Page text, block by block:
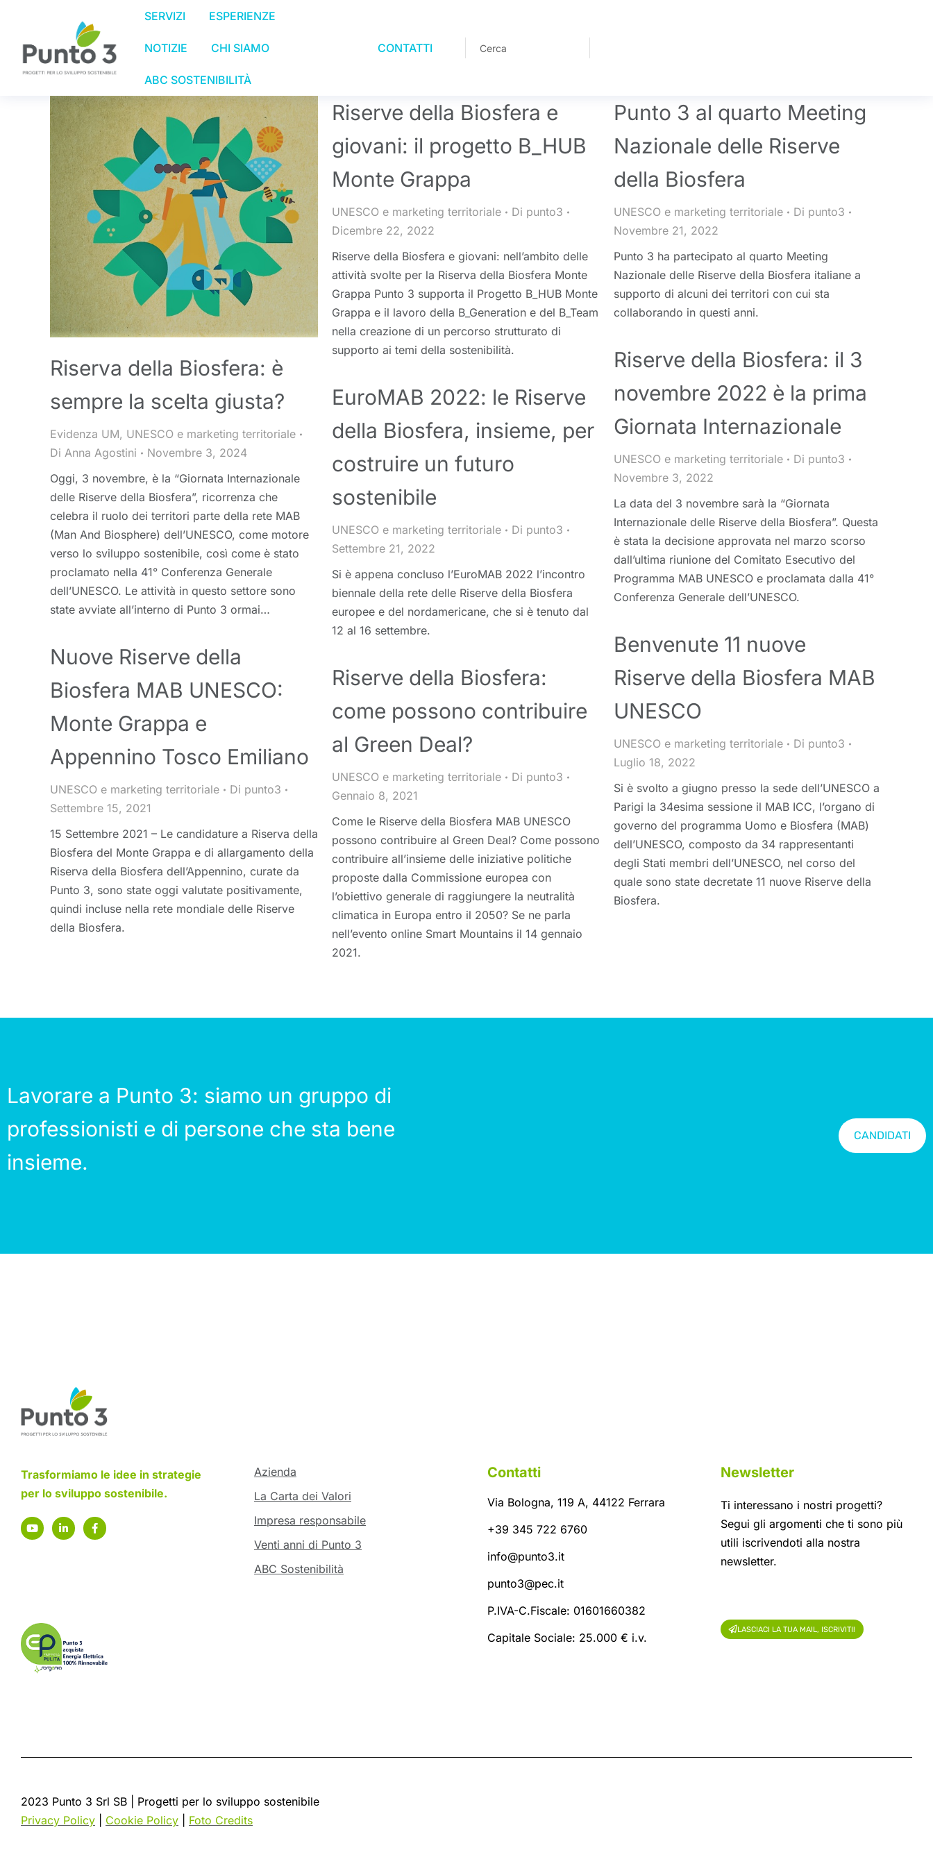
SERVIZI ESPERIENZE
NOTIZIE CHI SIAMO
ABC SOSTENIBILITÀ
CONTATTI
Riserva della Biosfera: è
sempre la scelta giusta?
Evidenza UM, UNESCO e marketing territoriale
Di Anna Agostini
Novembre 3, 2024
Oggi, 3 novembre, è la “Giornata Internazionale
delle Riserve della Biosfera”, ricorrenza che
celebra il ruolo dei territori parte della rete MAB
(Man And Biosphere) dell’UNESCO, come motore
verso lo sviluppo sostenibile, così come è stato
proclamato nella 41° Conferenza Generale
dell’UNESCO. Le attività in questo settore sono
state avviate all’interno di Punto 3 ormai…
Riserve della Biosfera e
giovani: il progetto B_HUB
Monte Grappa
UNESCO e marketing territoriale Di punto3
Dicembre 22, 2022
Riserve della Biosfera e giovani: nell’ambito delle
attività svolte per la Riserva della Biosfera Monte
Grappa Punto 3 supporta il Progetto B_HUB Monte
Grappa e il lavoro della B_Generation e del B_Team
nella creazione di un percorso strutturato di
supporto ai temi della sostenibilità.
Punto 3 al quarto Meeting
Nazionale delle Riserve
della Biosfera
UNESCO e marketing territoriale Di punto3
Novembre 21, 2022
Punto 3 ha partecipato al quarto Meeting
Nazionale delle Riserve della Biosfera italiane a
supporto di alcuni dei territori con cui sta
collaborando in questi anni.
Riserve della Biosfera: il 3
novembre 2022 è la prima
Giornata Internazionale
UNESCO e marketing territoriale Di punto3
Novembre 3, 2022
La data del 3 novembre sarà la “Giornata
Internazionale delle Riserve della Biosfera”. Questa
è stata la decisione approvata nel marzo scorso
dall’ultima riunione del Comitato Esecutivo del
Programma MAB UNESCO e proclamata dalla 41°
Conferenza Generale dell’UNESCO.
EuroMAB 2022: le Riserve
della Biosfera, insieme, per
costruire un futuro
sostenibile
UNESCO e marketing territoriale Di punto3
Settembre 21, 2022
Si è appena concluso l’EuroMAB 2022 l’incontro
biennale della rete delle Riserve della Biosfera
europee e del nordamericane, che si è tenuto dal
12 al 16 settembre.
Benvenute 11 nuove
Riserve della Biosfera MAB
UNESCO
UNESCO e marketing territoriale Di punto3
Luglio 18, 2022
Si è svolto a giugno presso la sede dell’UNESCO a
Parigi la 34esima sessione il MAB ICC, l’organo di
governo del programma Uomo e Biosfera (MAB)
dell’UNESCO, composto da 34 rappresentanti
degli Stati membri dell’UNESCO, nel corso del
quale sono state decretate 11 nuove Riserve della
Biosfera.
Nuove Riserve della
Biosfera MAB UNESCO:
Monte Grappa e
Appennino Tosco Emiliano
UNESCO e marketing territoriale Di punto3
Settembre 15, 2021
15 Settembre 2021 – Le candidature a Riserva della
Biosfera del Monte Grappa e di allargamento della
Riserva della Biosfera dell’Appennino, curate da
Punto 3, sono state oggi valutate positivamente,
quindi incluse nella rete mondiale delle Riserve
della Biosfera.
Riserve della Biosfera:
come possono contribuire
al Green Deal?
UNESCO e marketing territoriale Di punto3
Gennaio 8, 2021
Come le Riserve della Biosfera MAB UNESCO
possono contribuire al Green Deal? Come possono
contribuire all’insieme delle iniziative politiche
proposte dalla Commissione europea con
l’obiettivo generale di raggiungere la neutralità
climatica in Europa entro il 2050? Se ne parla
nell’evento online Smart Mountains il 14 gennaio
2021.
Lavorare a Punto 3: siamo un gruppo di
professionisti e di persone che sta bene
insieme.
CANDIDATI
Trasformiamo le idee in strategie
per lo sviluppo sostenibile.
Azienda
La Carta dei Valori
Impresa responsabile
Venti anni di Punto 3
ABC Sostenibilità
Contatti
Via Bologna, 119 A, 44122 Ferrara
+39 345 722 6760
info@punto3.it
punto3@pec.it
P.IVA-C.Fiscale: 01601660382
Capitale Sociale: 25.000 € i.v.
Newsletter
Ti interessano i nostri progetti?
Segui gli argomenti che ti sono più
utili iscrivendoti alla nostra
newsletter.
LASCIACI LA TUA MAIL, ISCRIVITI!
2023 Punto 3 Srl SB | Progetti per lo sviluppo sostenibile
Privacy Policy
Cookie Policy Foto Credits